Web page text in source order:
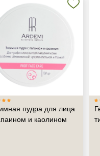
пудра для лица
и каолином